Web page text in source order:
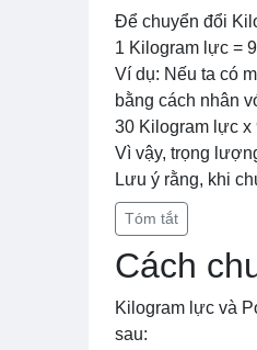
Để chuyển đổi
1 Kilogram lực =
Ví dụ: Nếu ta có
bằng cách nhân
30 Kilogram lực x
Vì vậy, trọng
Lưu ý rằng, khi
Tóm tắt
Cách
Kilogram lực và
sau: